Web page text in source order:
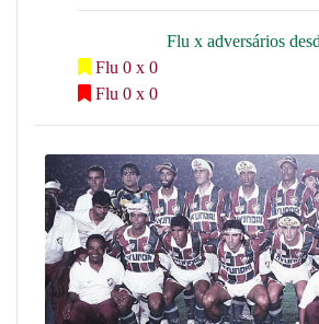
Flu x adversários
Flu 0 x 0
Flu 0 x 0